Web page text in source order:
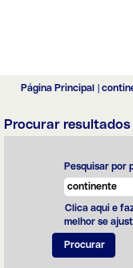
Página Principal
Procurar resultados
Pesquisar por
Clica aqui e
melhor se